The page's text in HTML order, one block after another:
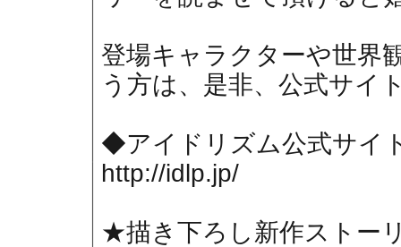
登場キャラクターや世界
う方は、是非、公式サイ
◆アイドリズム公式サイ
http://idlp.jp/
★描き下ろし新作ストー